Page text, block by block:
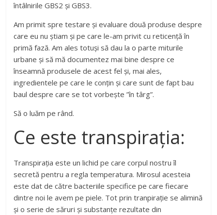
întâlnirile GBS2 și GBS3.
Am primit spre testare și evaluare două produse despre
care eu nu știam și pe care le-am privit cu reticență în
primă fază. Am ales totuși să dau la o parte miturile
urbane și să mă documentez mai bine despre ce
înseamnă produsele de acest fel și, mai ales,
ingredientele pe care le conțin și care sunt de fapt bau
baul despre care se tot vorbește ”în târg”.
Să o luăm pe rând.
Ce este transpirația:
Transpirația este un lichid pe care corpul nostru îl
secretă pentru a regla temperatura. Mirosul acesteia
este dat de către bacteriile specifice pe care fiecare
dintre noi le avem pe piele. Tot prin tranpirație se alimină
și o serie de săruri și substanțe rezultate din